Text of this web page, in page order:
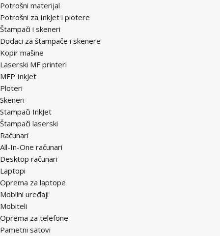
Potrošni materijal
Potrošni za InkJet i plotere
Štampači i skeneri
Dodaci za štampače i skenere
Kopir mašine
Laserski MF printeri
MFP InkJet
Ploteri
Skeneri
Stampači InkJet
Štampači laserski
Računari
All-In-One računari
Desktop računari
Laptopi
Oprema za laptope
Mobilni uređaji
Mobiteli
Oprema za telefone
Pametni satovi